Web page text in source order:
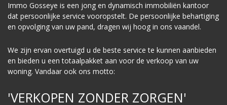
Immo Gosseye is een jong en dynamisch immobiliën kantoor
dat persoonlijke service vooropstelt. De persoonlijke behartiging
en opvolging van uw pand, dragen wij hoog in ons vaandel.
We zijn ervan overtuigd u de beste service te kunnen aanbieden
en bieden u een totaalpakket aan voor de verkoop van uw
woning. Vandaar ook ons motto:
'VERKOPEN ZONDER ZORGEN'